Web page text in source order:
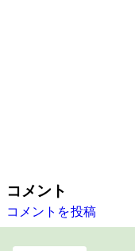
コメント
コメントを投稿